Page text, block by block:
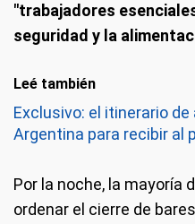
"trabajadores
seguridad y la
Leé también
Exclusivo: el itinerario
Argentina para recibir al
Por la noche, la mayoría
ordenar el cierre de